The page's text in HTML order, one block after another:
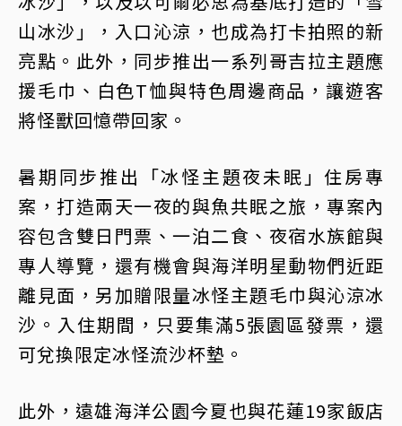
山冰沙」，入口沁涼，也成為打卡拍照的新
亮點。此外，同步推出一系列哥吉拉主題應
援毛巾、白色T恤與特色周邊商品，讓遊客
將怪獸回憶帶回家。
暑期同步推出「冰怪主題夜未眠」住房專
案，打造兩天一夜的與魚共眠之旅，專案內
容包含雙日門票、一泊二食、夜宿水族館與
專人導覽，還有機會與海洋明星動物們近距
離見面，另加贈限量冰怪主題毛巾與沁涼冰
沙。入住期間，只要集滿5張園區發票，還
可兌換限定冰怪流沙杯墊。
此外，遠雄海洋公園今夏也與花蓮19家飯店